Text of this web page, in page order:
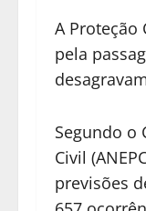
A Proteção
pela
Segundo o
Civil
previsões